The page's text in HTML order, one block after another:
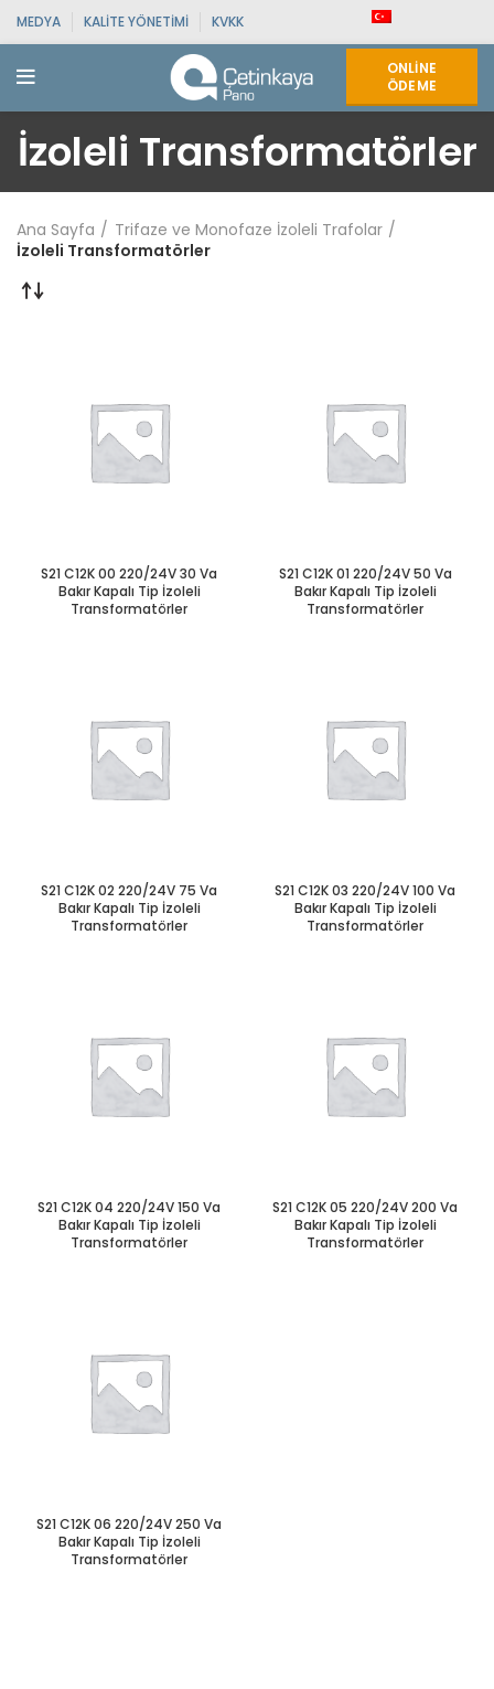
MEDYA KALITE YÖNETIMI KVKK
ONLINE
ÖDEME
İzoleli Transformatörler
Ana Sayfa
Trifaze ve Monofaze İzoleli Trafolar
İzoleli Transformatörler
S21 C12K 00 220/24V 30 Va
Bakır Kapalı Tip İzoleli
Transformatörler
S21 C12K 01 220/24V 50 Va
Bakır Kapalı Tip İzoleli
Transformatörler
S21 C12K 02 220/24V 75 Va
Bakır Kapalı Tip İzoleli
Transformatörler
S21 C12K 03 220/24V 100 Va
Bakır Kapalı Tip İzoleli
Transformatörler
S21 C12K 04 220/24V 150 Va
Bakır Kapalı Tip İzoleli
Transformatörler
S21 C12K 05 220/24V 200 Va
Bakır Kapalı Tip İzoleli
Transformatörler
S21 C12K 06 220/24V 250 Va
Bakır Kapalı Tip İzoleli
Transformatörler